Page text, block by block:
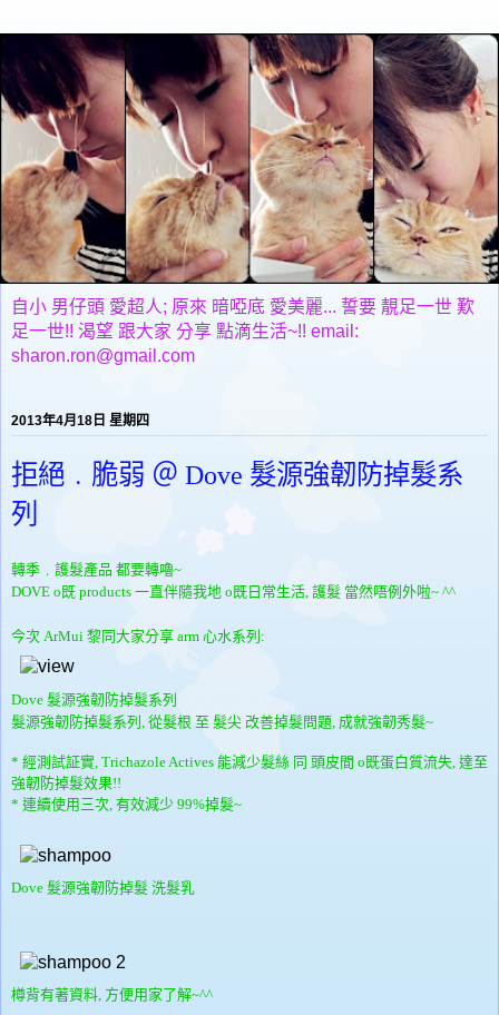
自小 男仔頭 愛超人; 原來 暗啞底 愛美麗... 誓要 靚足一世 歎
足一世!! 渴望 跟大家 分享 點滴生活~!! email:
sharon.ron@gmail.com
2013年4月18日 星期四
拒絕﹒脆弱 ＠ Dove 髮源強韌防掉髮系
列
轉季﹒護髮產品 都要轉嚕~
DOVE o既 products 一直伴隨我地 o既日常生活, 護髮 當然唔例外啦~ ^^
今次 ArMui 黎同大家分享 arm 心水系列:
Dove 髮源強韌防掉髮系列
髮源強韌防掉髮系列, 從髮根 至 髮尖 改善掉髮問題, 成就強韌秀髮~
* 經測試証實, Trichazole Actives 能減少髮絲 同 頭皮間 o既蛋白質流失, 達至
強韌防掉髮效果!!
* 連續使用三次, 有效減少 99%掉髮~
Dove 髮源強韌防掉髮 洗髮乳
樽背有著資料, 方便用家了解~^^